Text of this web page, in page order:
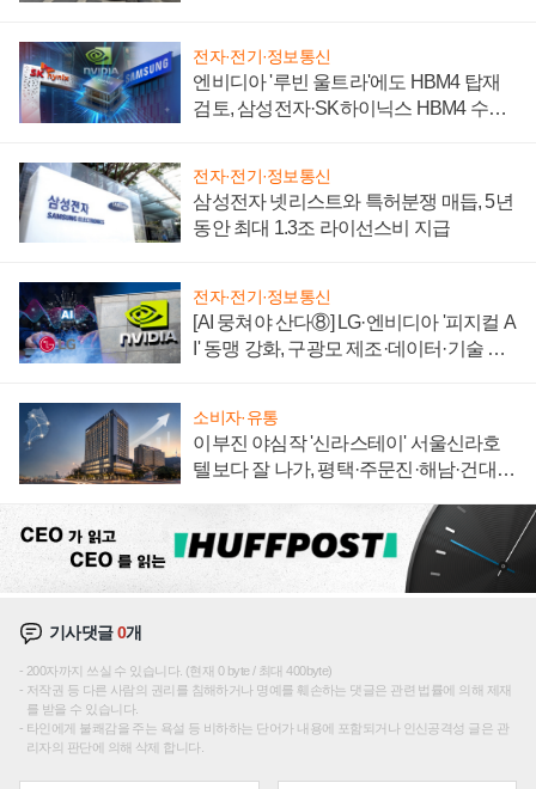
전자·전기·정보통신
엔비디아 '루빈 울트라'에도 HBM4 탑재
검토, 삼성전자·SK하이닉스 HBM4 수율
전자·전기·정보통신
삼성전자 넷리스트와 특허분쟁 매듭, 5년
동안 최대 1.3조 라이선스비 지급
전자·전기·정보통신
[AI 뭉쳐야 산다⑧] LG·엔비디아 '피지컬 A
I' 동맹 강화, 구광모 제조·데이터·기술 결
소비자·유통
이부진 야심작 '신라스테이' 서울신라호
텔보다 잘 나가, 평택·주문진·해남·건대로
기사댓글0개
200자까지 쓰실 수 있습니다. (현재 0 byte / 최대 400byte)
저작권 등 다른 사람의 권리를 침해하거나 명예를 훼손하는 댓글은 관련 법률에 의해 제재
를 받을 수 있습니다.
타인에게 불쾌감을 주는 욕설 등 비하하는 단어가 내용에 포함되거나 인신공격성 글은 관
리자의 판단에 의해 삭제 합니다.